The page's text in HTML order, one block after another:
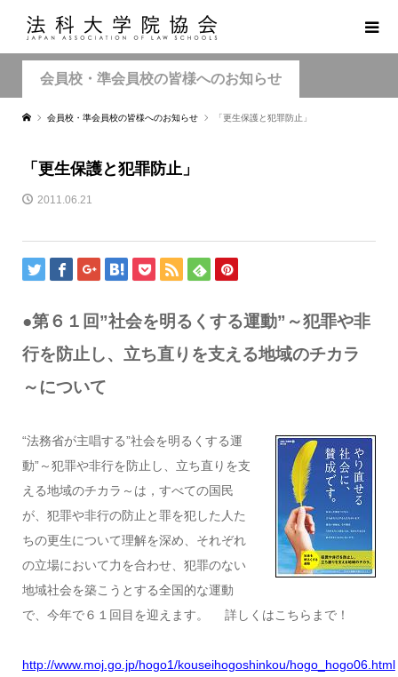
会員校・準会員校の皆様へのお知らせ
会員校・準会員校の皆様へのお知らせ 「更生保護と犯罪防止」
「更生保護と犯罪防止」
2011.06.21
●第６１回”社会を明るくする運動”～犯罪や非
行を防止し、立ち直りを支える地域のチカラ
～について
“法務省が主唱する”社会を明るくする運
動”～犯罪や非行を防止し、立ち直りを支
える地域のチカラ～は，すべての国民
が、犯罪や非行の防止と罪を犯した人た
ちの更生について理解を深め、それぞれ
の立場において力を合わせ、犯罪のない
地域社会を築こうとする全国的な運動
で、今年で６１回目を迎えます。 詳しくはこちらまで！
http://www.moj.go.jp/hogo1/kouseihogoshinkou/hogo_hogo06.html